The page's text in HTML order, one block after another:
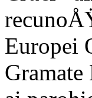
Europei